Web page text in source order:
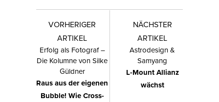
VORHERIGER
ARTIKEL
Erfolg als Fotograf –
Die Kolumne von Silke
Güldner
Raus aus der eigenen
Bubble! Wie Cross-
NÄCHSTER
ARTIKEL
Astrodesign &
Samyang
L-Mount Allianz
wächst